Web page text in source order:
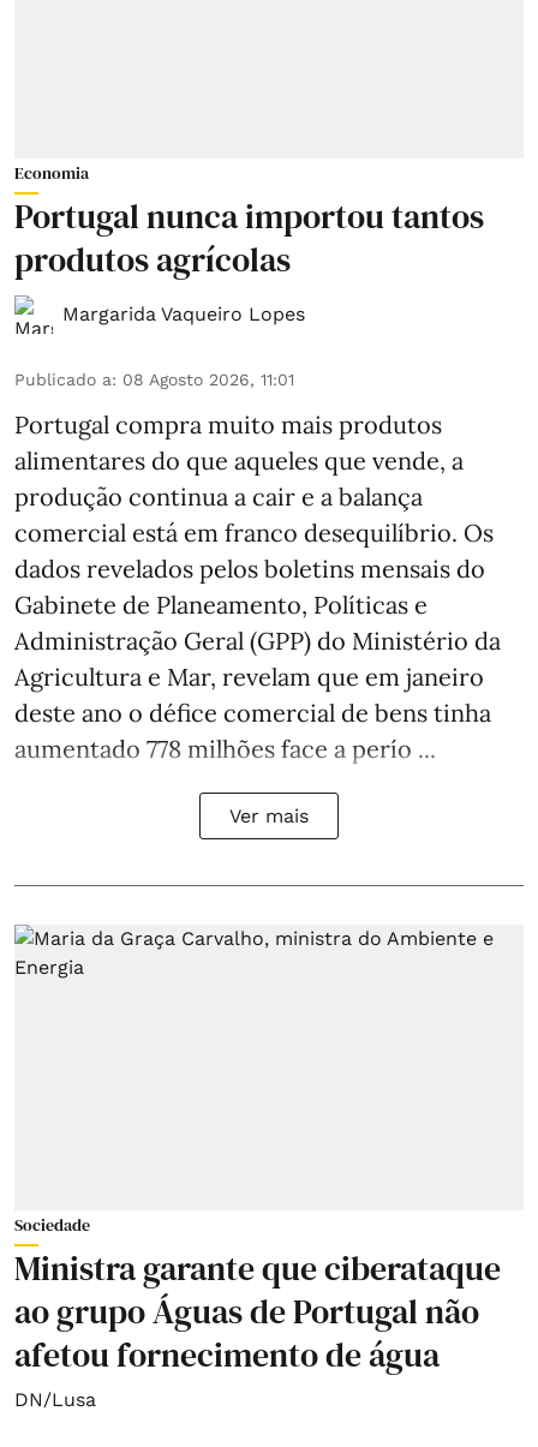
Economia
Portugal nunca importou tantos
produtos agrícolas
Margarida Vaqueiro Lopes
Publicado a: 08 Agosto 2026, 11:01
Portugal compra muito mais produtos
alimentares do que aqueles que vende, a
produção continua a cair e a balança
comercial está em franco desequilíbrio. Os
dados revelados pelos boletins mensais do
Gabinete de Planeamento, Políticas e
Administração Geral (GPP) do Ministério da
Agricultura e Mar, revelam que em janeiro
deste ano o défice comercial de bens tinha
aumentado 778 milhões face a perío ...
Ver mais
Sociedade
Ministra garante que ciberataque
ao grupo Águas de Portugal não
afetou fornecimento de água
DN/Lusa